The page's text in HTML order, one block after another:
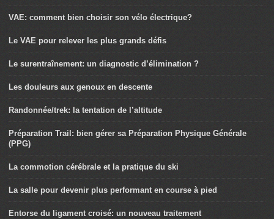
VAE: comment bien choisir son vélo électrique?
Le VAE pour relever les plus grands défis
Le surentraînement: un diagnostic d’élimination ?
Les douleurs aux genoux en descente
Randonnée/trek: la tentation de l’altitude
Préparation Trail: bien gérer sa Préparation Physique Générale
(PPG)
La commotion cérébrale et la pratique du ski
La salle pour devenir plus performant en course à pied
Entorse du ligament croisé: un nouveau traitement